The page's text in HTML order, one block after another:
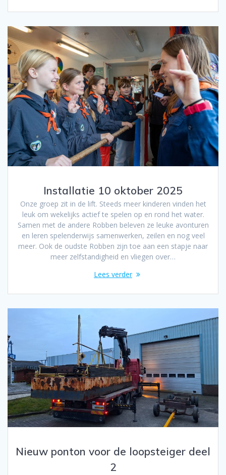
Installatie 10 oktober 2025
Onze groep zit in de lift. Steeds meer kinderen vinden het
leuk om wekelijks actief te spelen op en rond het water.
Samen met de andere Robben beleven ze leuke avonturen
en leren spelenderwijs samenwerken, zeilen en nog veel
meer. Ook de oudste Robben zijn toe aan een stapje naar
meer zelfstandigheid en vliegen over…
Lees verder
Nieuw ponton voor de loopsteiger deel
2